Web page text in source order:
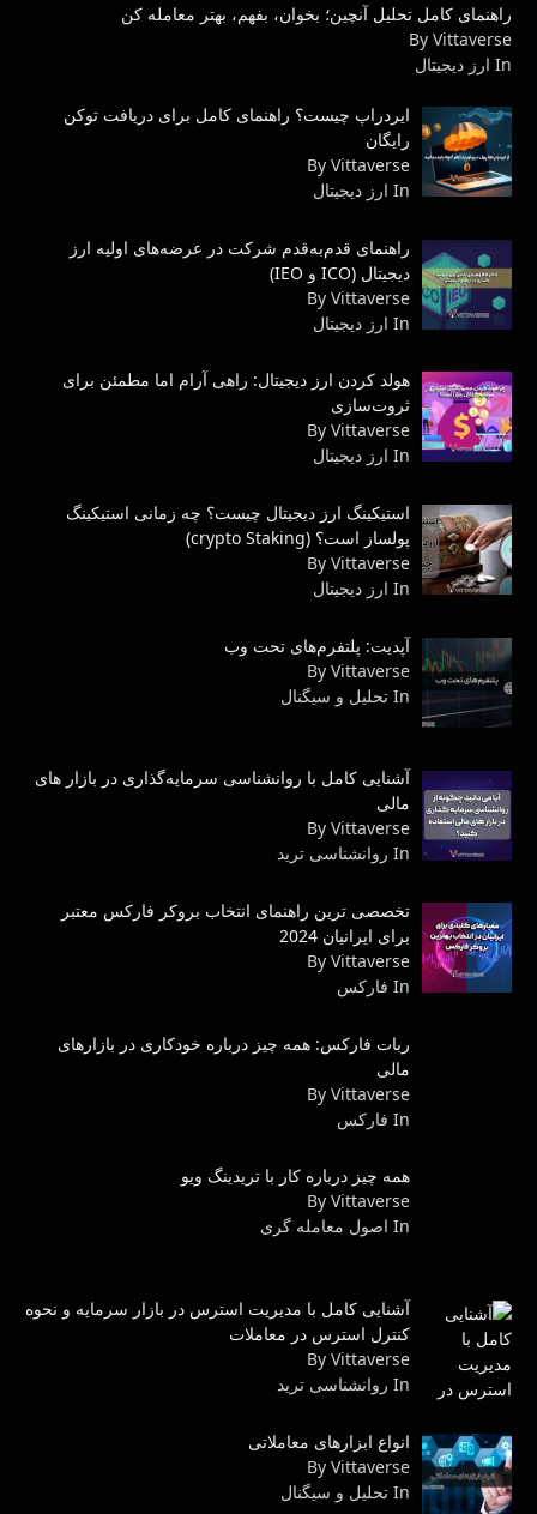
راهنمای کامل تحلیل آنچین؛ بخوان، بفهم، بهتر معامله کن
By Vittaverse
In ارز دیجیتال
ایردراپ چیست؟ راهنمای کامل برای دریافت توکن
رایگان
By Vittaverse
In ارز دیجیتال
راهنمای قدم‌به‌قدم شرکت در عرضه‌های اولیه ارز
دیجیتال (ICO و IEO)
By Vittaverse
In ارز دیجیتال
هولد کردن ارز دیجیتال: راهی آرام اما مطمئن برای
ثروت‌سازی
By Vittaverse
In ارز دیجیتال
استیکینگ ارز دیجیتال چیست؟ چه زمانی استیکینگ
پولساز است؟ (crypto Staking)
By Vittaverse
In ارز دیجیتال
آپدیت: پلتفرم‌های تحت وب
By Vittaverse
In تحلیل و سیگنال
آشنایی کامل با روانشناسی سرمایه‌گذاری در بازار های
مالی
By Vittaverse
In روانشناسى ترید
تخصصی ترین راهنمای انتخاب بروکر فارکس معتبر
برای ایرانیان 2024
By Vittaverse
In فاركس
ربات فارکس: همه چیز درباره خودکاری در بازارهای
مالی
By Vittaverse
In فاركس
همه چیز درباره کار با تریدینگ ویو
By Vittaverse
In اصول معامله گرى
آشنایی کامل با مدیریت استرس در بازار سرمایه و نحوه
کنترل استرس در معاملات
By Vittaverse
In روانشناسى ترید
انواع ابزارهای معاملاتی
By Vittaverse
In تحلیل و سیگنال